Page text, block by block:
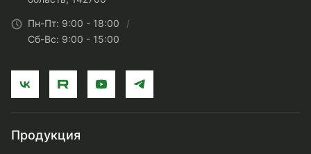
Пн-Пт: 9:00 - 18:00
Сб-Вс: 9:00 - 15:00
Продукция